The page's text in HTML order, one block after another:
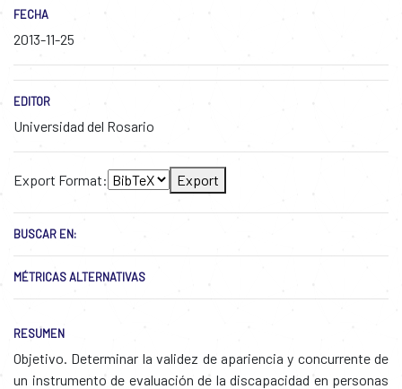
FECHA
2013-11-25
EDITOR
Universidad del Rosario
Export Format: Export
BUSCAR EN:
MÉTRICAS ALTERNATIVAS
RESUMEN
Objetivo. Determinar la validez de apariencia y concurrente de
un instrumento de evaluación de la discapacidad en personas